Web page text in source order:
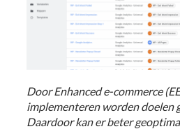
Door Enhanced e-commerce
implementeren worden doelen
Daardoor kan er beter